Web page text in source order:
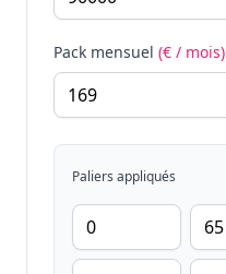
Pack mensuel (€ / mois)
Paliers appliqués